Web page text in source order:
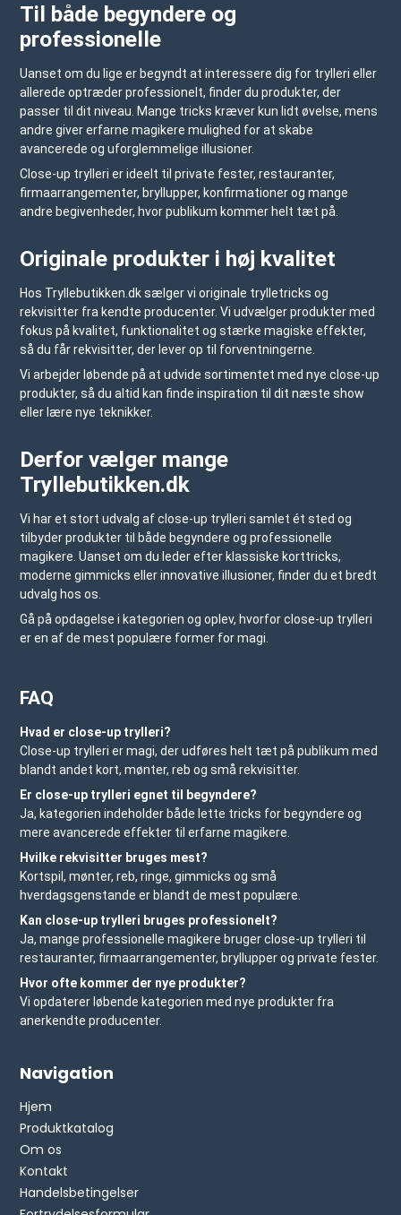
Til både begyndere og
professionelle
Uanset om du lige er begyndt at interessere dig for trylleri eller
allerede optræder professionelt, finder du produkter, der
passer til dit niveau. Mange tricks kræver kun lidt øvelse, mens
andre giver erfarne magikere mulighed for at skabe
avancerede og uforglemmelige illusioner.
Close-up trylleri er ideelt til private fester, restauranter,
firmaarrangementer, bryllupper, konfirmationer og mange
andre begivenheder, hvor publikum kommer helt tæt på.
Originale produkter i høj kvalitet
Hos Tryllebutikken.dksælger vi originale trylletricks og
rekvisitter fra kendte producenter. Vi udvælger produkter med
fokus på kvalitet, funktionalitet og stærke magiske effekter,
så du får rekvisitter, der lever op til forventningerne.
Vi arbejder løbende på at udvide sortimentet med nye close-up
produkter, så du altid kan finde inspiration til dit næste show
eller lære nye teknikker.
Derfor vælger mange
Tryllebutikken.dk
Vi har et stort udvalg af close-up trylleri samlet ét sted og
tilbyder produkter til både begyndere og professionelle
magikere. Uanset om du leder efter klassiske korttricks,
moderne gimmicks eller innovative illusioner, finder du et bredt
udvalg hos os.
Gå på opdagelse i kategorien og oplev, hvorfor close-up trylleri
er en af de mest populære former for magi.
FAQ
Hvad er close-up trylleri?
Close-up trylleri er magi, der udføres helt tæt på publikum med
blandt andet kort, mønter, reb og små rekvisitter.
Er close-up trylleri egnet til begyndere?
Ja, kategorien indeholder både lette tricks for begyndere og
mere avancerede effekter til erfarne magikere.
Hvilke rekvisitter bruges mest?
Kortspil, mønter, reb, ringe, gimmicks og små
hverdagsgenstande er blandt de mest populære.
Kan close-up trylleri bruges professionelt?
Ja, mange professionelle magikere bruger close-up trylleri til
restauranter, firmaarrangementer, bryllupper og private fester.
Hvor ofte kommer der nye produkter?
Vi opdaterer løbende kategorien med nye produkter fra
anerkendte producenter.
Navigation
Hjem
Produktkatalog
Om os
Kontakt
Handelsbetingelser